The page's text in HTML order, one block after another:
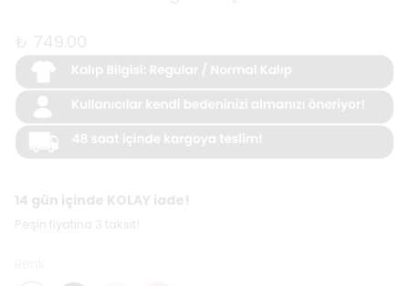
14 gün içinde KOLAY iade!
Peşin fiyatına 3 taksit!